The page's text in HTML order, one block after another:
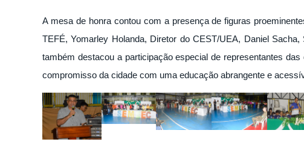
A mesa de honra contou com a presença de figuras
TEFÉ, Yomarley Holanda, Diretor do CEST/UEA, Daniel
também destacou a participação especial de representantes
compromisso da cidade com uma educação abrangente e